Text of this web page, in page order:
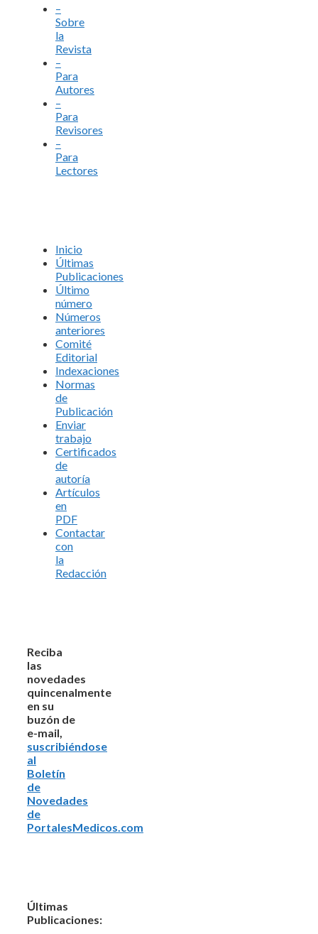
–
Sobre
la
Revista
–
Para
Autores
–
Para
Revisores
–
Para
Lectores
Inicio
Últimas
Publicaciones
Último
número
Números
anteriores
Comité
Editorial
Indexaciones
Normas
de
Publicación
Enviar
trabajo
Certificados
de
autoría
Artículos
en
PDF
Contactar
con
la
Redacción
Reciba
las
novedades
quincenalmente
en su
buzón de
e-mail,
suscribiéndose
al
Boletín
de
Novedades
de
PortalesMedicos.com
Últimas
Publicaciones: